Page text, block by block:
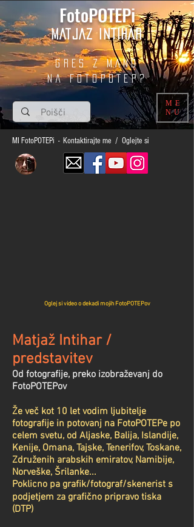
FotoPOTEPi
MATJAZ INTIHAR
GRES Z MANO
na fotopotep?
ME
NU
MI FotoPOTEPi - Kontaktirajte me / Oglejte si
Oglej si video o dekadi mojih FotoPOTEPov
Matjaž Intihar /
predstavitev
Od fotografije, preko izobraževanj do
FotoPOTEPov
Že več kot 10 let vodim ljubitelje
fotografije in potovanj na FotoPOTEPe po
celem svetu, od Aljaske, Balija, Islandije,
Kenije, Omana, Tajske, Tenerifov, Toskane,
Združenih arabskih emiratov, Namibije,
Norveške, Šrilanke...
Poklicno pa grafik/fotograf/skenerist s
podjetjem za grafično pripravo tiska
(DTP)